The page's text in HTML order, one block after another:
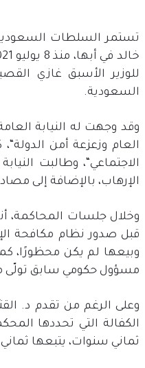
تستمر السلطات السعودية
خالد في أبها، منذ8 يوليو
للوزير الأسبق غازي
السعودية.
وقد وجهت له النيابة
العام وزعزعة أمن الدولة“،
الاجتماعي“، وطالبت
الإرهاب، بالإضافة إلى
وخلال جلسات المحاكمة،
قبل صدور نظام مكافحة
وبيعها لم يكن محظورًا،
مسؤول حكومي سابق تولّى
وعلى الرغم من تقدم د.
الكفالة التي تحددها
ثماني سنوات، يتبعها